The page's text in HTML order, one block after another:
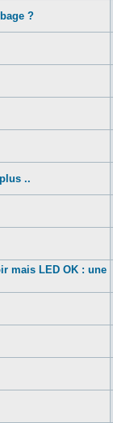
?
..
mais LED OK : une